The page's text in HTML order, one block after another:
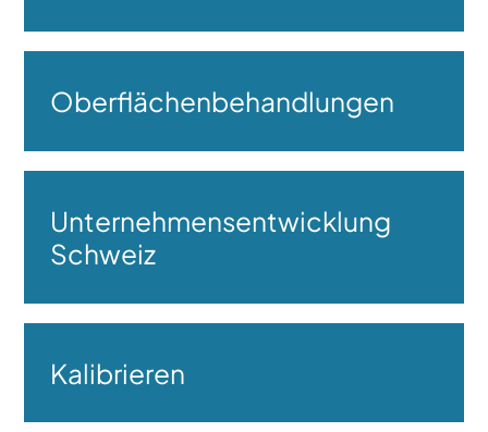
Oberflächenbehandlungen
Unternehmensentwicklung
Schweiz
Kalibrieren